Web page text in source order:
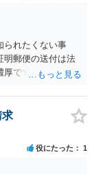
られたくない事
明郵便の送付は法
厚です。ですの
求
役にたった 1